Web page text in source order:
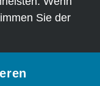
AG
Sie der